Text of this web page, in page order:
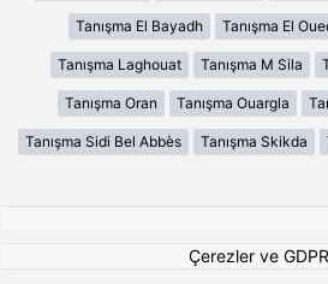
Tanışma El Bayadh Tanışma El
Tanışma Laghouat Tanışma M Sila
Tanışma Oran Tanışma Ouargla
Tanışma Sidi Bel Abbès Tanışma Skikda
Çerezler ve GDPR